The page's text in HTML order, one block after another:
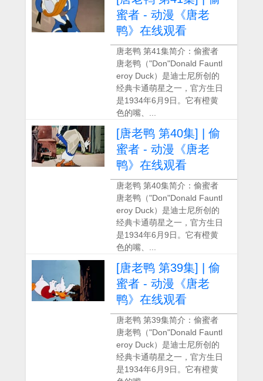
蜜者 - 动漫《唐老
鸭》在线观看
唐老鸭 第41集简介：偷蜜者
唐老鸭（"Don"Donald Fauntl
eroy Duck）是迪士尼所创的
经典卡通萌星之一，官方生日
是1934年6月9日。它有橙黄
色的嘴、...
[唐老鸭 第40集] | 偷
蜜者 - 动漫《唐老
鸭》在线观看
唐老鸭 第40集简介：偷蜜者
唐老鸭（"Don"Donald Fauntl
eroy Duck）是迪士尼所创的
经典卡通萌星之一，官方生日
是1934年6月9日。它有橙黄
色的嘴、...
[唐老鸭 第39集] | 偷
蜜者 - 动漫《唐老
鸭》在线观看
唐老鸭 第39集简介：偷蜜者
唐老鸭（"Don"Donald Fauntl
eroy Duck）是迪士尼所创的
经典卡通萌星之一，官方生日
是1934年6月9日。它有橙黄